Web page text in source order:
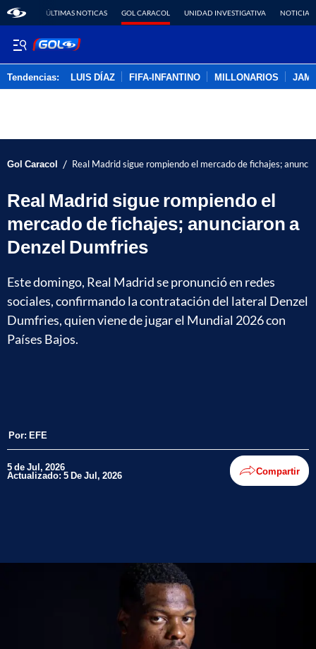
ÚLTIMAS NOTICAS GOL CARACOL UNIDAD INVESTIGATIVA NOTICIAS
Tendencias: LUIS DÍAZ FIFA-INFANTINO MILLONARIOS
Gol Caracol / Real Madrid sigue rompiendo el mercado de fichajes;
Real Madrid sigue rompiendo el
mercado de fichajes; anunciaron a
Denzel Dumfries
Este domingo, Real Madrid se pronunció en redes
sociales, confirmando la contratación del lateral Denzel
Dumfries, quien viene de jugar el Mundial 2026 con
Países Bajos.
Por: EFE
5 de Jul, 2026
Actualizado: 5 De Jul, 2026 Compartir